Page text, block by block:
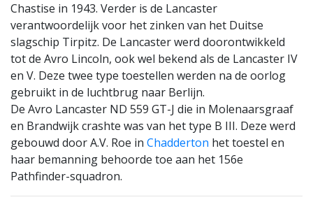
Chastise in 1943. Verder is de Lancaster
verantwoordelijk voor het zinken van het Duitse
slagschip Tirpitz. De Lancaster werd doorontwikkeld
tot de Avro Lincoln, ook wel bekend als de Lancaster IV
en V. Deze twee type toestellen werden na de oorlog
gebruikt in de luchtbrug naar Berlijn.
De Avro Lancaster ND 559 GT-J die in Molenaarsgraaf
en Brandwijk crashte was van het type B III. Deze werd
gebouwd door A.V. Roe in Chadderton het toestel en
haar bemanning behoorde toe aan het 156e
Pathfinder-squadron.